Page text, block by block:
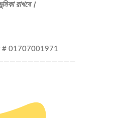
রাখবে।
# 01707001971